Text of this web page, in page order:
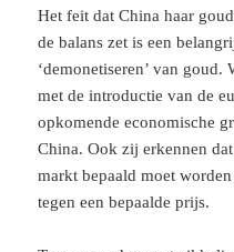
Het feit dat China haar
de balans zet is een
‘demonetiseren’ van goud.
met de introductie van de
opkomende economische
China. Ook zij erkennen
markt bepaald moet
tegen een bepaalde prijs.